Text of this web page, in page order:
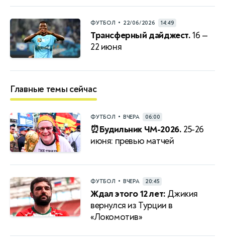
ФУТБОЛ • 22/06/2026 14:49
Трансферный дайджест.16 —
22 июня
Главные темы сейчас
ФУТБОЛ • ВЧЕРА 06:00
⏰Будильник ЧМ-2026. 25-26
июня: превью матчей
ФУТБОЛ • ВЧЕРА 20:45
Ждал этого 12 лет: Джикия
вернулся из Турции в
«Локомотив»